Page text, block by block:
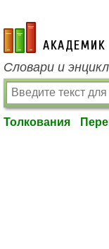
academic.ru
Словари и
Толкования